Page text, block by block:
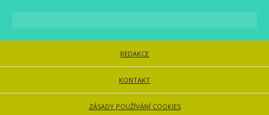
REDAKCE
KONTAKT
ZÁSADY POUŽÍVÁNÍ COOKIES